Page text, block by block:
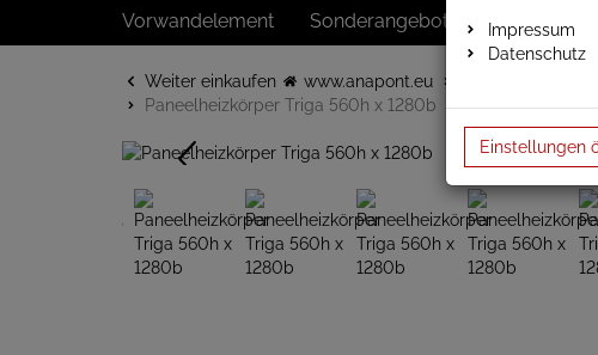
Vorwandelement Sonderangebote
Weiter einkaufen www.anapont.eu
Paneelheizkörper Triga 560h x 1280b
Impressum
Datenschutz
Einstellungen